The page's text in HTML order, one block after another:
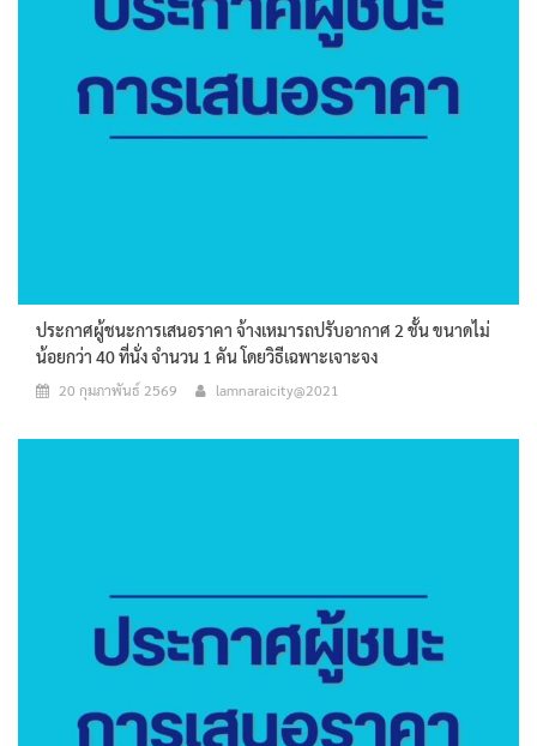
ประกาศผู้ชนะการเสนอราคา จ้างเหมารถปรับอากาศ 2 ชั้น ขนาดไม่
น้อยกว่า 40 ที่นั่ง จำนวน 1 คัน โดยวิธีเฉพาะเจาะจง
20 กุมภาพันธ์ 2569 lamnaraicity@2021